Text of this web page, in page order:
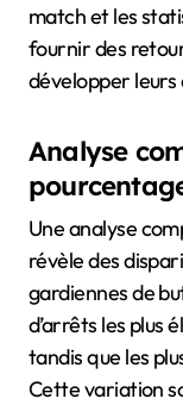
match et les
fournir des
développer
Analyse
Une analyse
révèle des
gardiennes de
d’arrêts les plus
tandis que les
Cette variation